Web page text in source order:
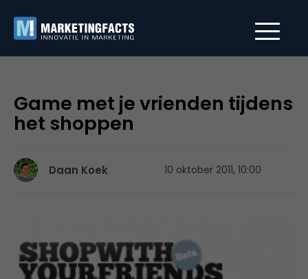
Game met je vrienden tijdens
het shoppen
Daan Koek 10 oktober 2011, 10:00